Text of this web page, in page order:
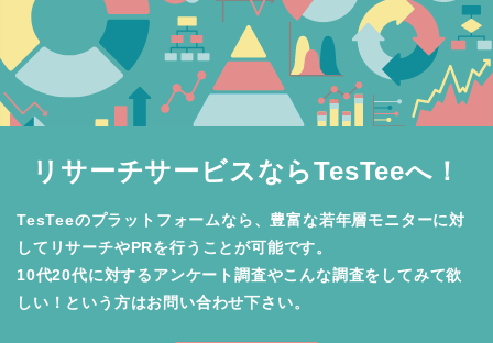
リサーチサービスならTesTeeへ！
TesTeeのプラットフォームなら、豊富な若年層モニターに対
してリサーチやPRを行うことが可能です。
10代20代に対するアンケート調査やこんな調査をしてみて欲
しい！という方はお問い合わせ下さい。